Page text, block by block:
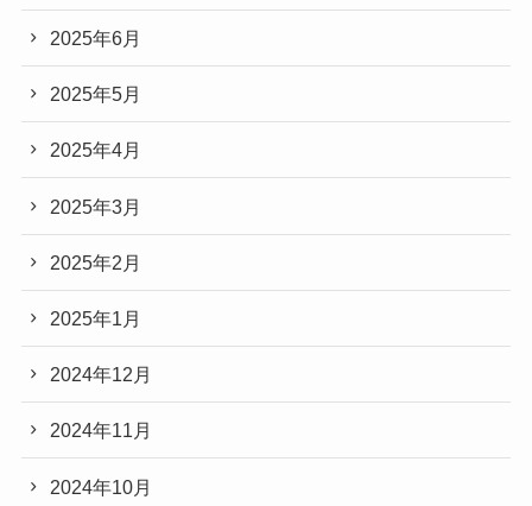
2025年6月
2025年5月
2025年4月
2025年3月
2025年2月
2025年1月
2024年12月
2024年11月
2024年10月